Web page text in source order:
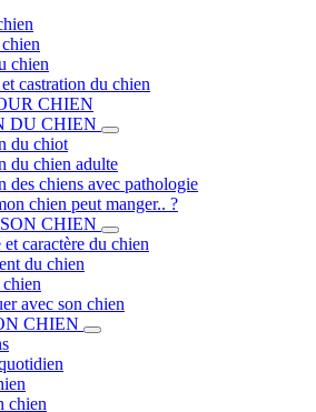
chien
castration du chien
CHIEN
DU CHIEN
du chiot
du chien adulte
des chiens avec pathologie
chien peut manger.. ?
CHIEN
caractère du chien
du chien
avec son chien
CHIEN
chien